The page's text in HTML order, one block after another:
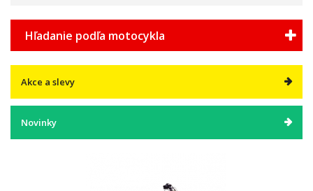
Hľadanie podľa motocykla
Akce a slevy
Novinky